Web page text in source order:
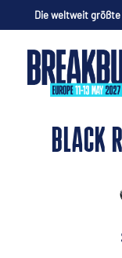
Die weltweit
BLACK